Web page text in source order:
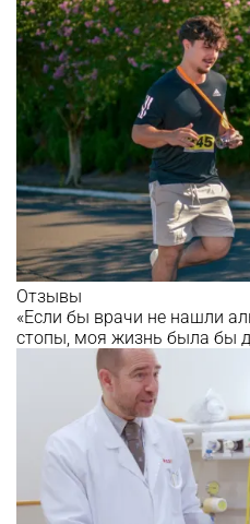
Отзывы
«Если бы врачи не нашли
стопы, моя жизнь была бы